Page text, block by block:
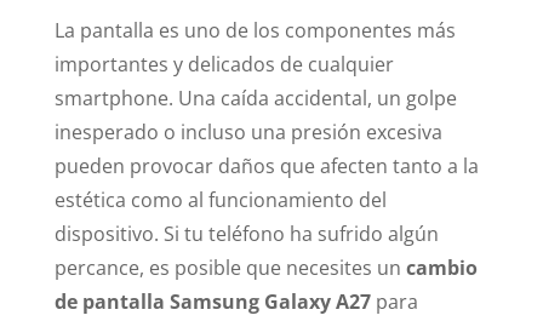
La pantalla es uno de los componentes más
importantes y delicados de cualquier
smartphone. Una caída accidental, un golpe
inesperado o incluso una presión excesiva
pueden provocar daños que afecten tanto a la
estética como al funcionamiento del
dispositivo. Si tu teléfono ha sufrido algún
percance, es posible que necesites un cambio
de pantalla Samsung Galaxy A27para